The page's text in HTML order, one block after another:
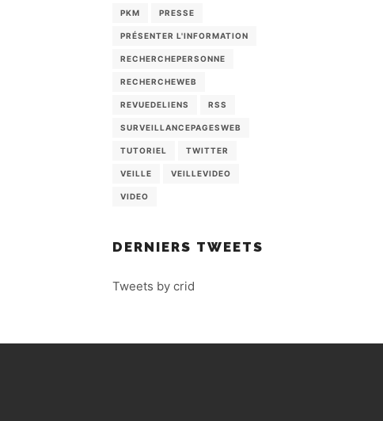
PKM PRESSE
PRÉSENTER L'INFORMATION
RECHERCHEPERSONNE
RECHERCHEWEB
REVUEDELIENS RSS
SURVEILLANCEPAGESWEB
TUTORIEL TWITTER
VEILLE VEILLEVIDEO
VIDEO
DERNIERS TWEETS
Tweets by crid